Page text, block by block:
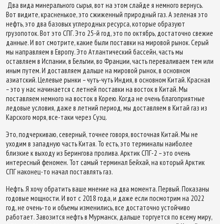
Два вида минерального сырья, вот на этом слайде я немного вернусь.
Вот видите, красненькое, это сжиженный природный газ. А зеленая это
нефть, это два базовых углеродных ресурса, которые образуют
грузопоток. Вот это СПГ. Это 25-й год, это по октябрь, достаточно свежие
данные. И вот смотрите, какие были поставки на мировой рынок. Серый
мы направляем в Европу. Это Атлантический бассейн, часть мы
оставляем в Испании, в Бельгии, во Франции, часть переваливаем тем или
иным путем. И доставляем дальше на мировой рынок, в основном
азиатский. Целевые рынки – чуть-чуть Индия, в основном Китай. Красная
– это у нас начинается с летней поставки на восток в Китай. Мы
поставляем немного на восток в Корею. Когда не очень благоприятные
ледовые условия, даже в летний период, мы доставляем в Китай газ из
Карского моря, все-таки через Суэц.
Это, подчеркиваю, северный, точнее говоря, восточная Китай. Мы не
уходим в западную часть Китая. То есть, это терминалы наиболее
близкие к выходу из Берингова пролива. Арктик СПГ-2 – это очень
интересный феномен. Тот самый терминал Бейхай, на который Арктик
СПГ наконец-то начал поставлять газ.
Нефть. Я хочу обратить ваше мнение на два момента. Первый. Показаны
годовые мощности. И вот с 2018 года, и даже если посмотрим на 2022
год, не очень-то и объемы изменились, все достаточно устойчиво
работает. Завозится нефть в Мурманск, дальше торгуется по всему миру,